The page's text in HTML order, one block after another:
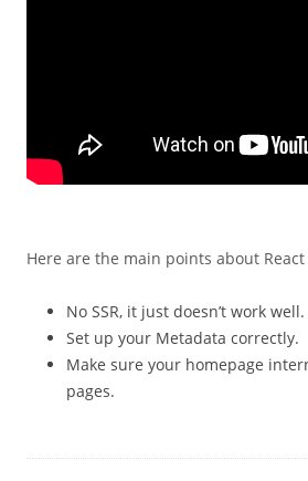
Here are the main points about React
No SSR, it just doesn’t work well.
Set up your Metadata correctly.
Make sure your homepage
pages.